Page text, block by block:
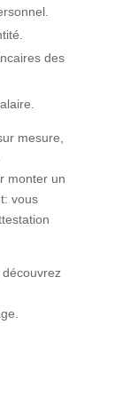
des
mesure,
monter un
vous